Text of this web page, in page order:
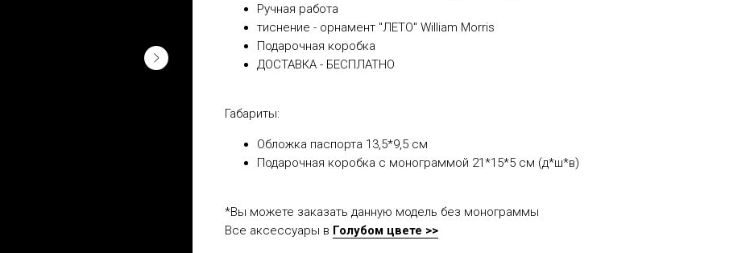
Ручная работа
тиснение - орнамент "ЛЕТО" William Morris
Подарочная коробка
ДОСТАВКА - БЕСПЛАТНО
Габариты:
Обложка паспорта 13,5*9,5 см
Подарочная коробка с монограммой 21*15*5 см (д*ш*в)
*Вы можете заказать данную модель без монограммы
Все аксессуары в Голубом цвете >>